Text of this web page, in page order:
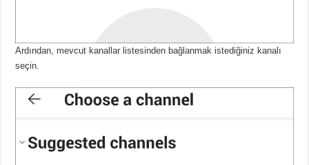
Ardından, mevcut kanallar listesinden bağlanmak istediğiniz kanalı
seçin.